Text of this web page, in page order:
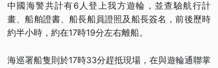
中國海警共計有6人登上我方遊輪，並查驗航行計
畫、船舶證書、船長船員證照及船長簽名，前後歷時
約半小時，約在17時19分左右離船。
海巡署船隻則於17時33分趕抵現場，在與遊輪通聯掌